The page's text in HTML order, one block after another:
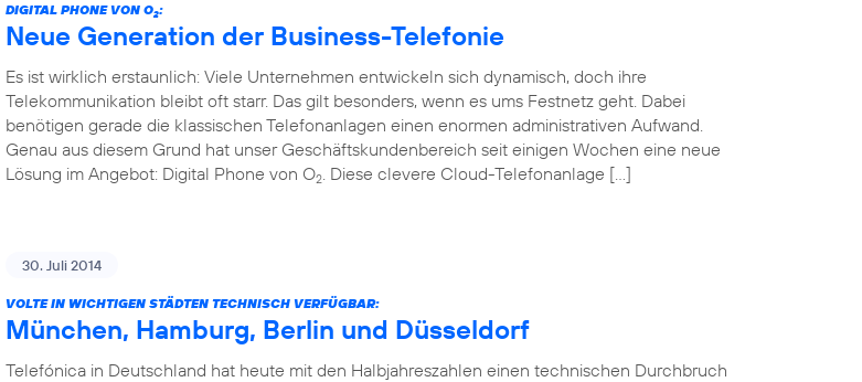
DIGITAL PHONE VON O2:
Neue Generation der Business-Telefonie
Es ist wirklich erstaunlich: Viele Unternehmen entwickeln sich dynamisch, doch ihre
Telekommunikation bleibt oft starr. Das gilt besonders, wenn es ums Festnetz geht. Dabei
benötigen gerade die klassischen Telefonanlagen einen enormen administrativen Aufwand.
Genau aus diesem Grund hat unser Geschäftskundenbereich seit einigen Wochen eine neue
Lösung im Angebot: Digital Phone von O2. Diese clevere Cloud-Telefonanlage […]
30. Juli 2014
VOLTE IN WICHTIGEN STÄDTEN TECHNISCH VERFÜGBAR:
München, Hamburg, Berlin und Düsseldorf
Telefónica in Deutschland hat heute mit den Halbjahreszahlen einen technischen Durchbruch